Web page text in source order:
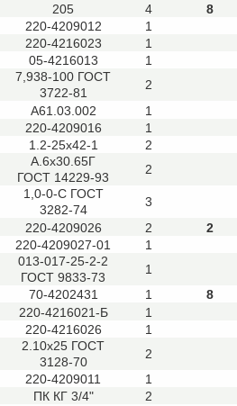
205 4
8
220-4209012
1
220-4216023
1
05-4216013
1
7,938-100 ГОСТ
3722-81
2
А61.03.002
1
220-4209016
1
1.2-25х42-1
2
А.6х30.65Г
ГОСТ 14229-93
2
1,0-0-С ГОСТ
3282-74
3
220-4209026 2
2
220-4209027-01
1
013-017-25-2-2
ГОСТ 9833-73
1
70-4202431 1
8
220-4216021-Б
1
220-4216026
1
2.10x25 ГОСТ
3128-70
2
220-4209011
1
ПК КГ 3/4"
2